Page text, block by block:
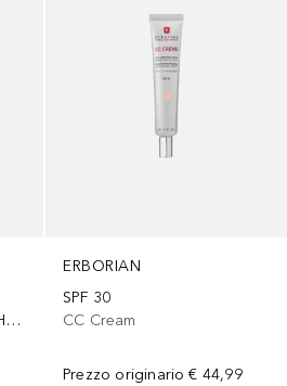
100H Auto-Replenishing Hydrator
ERBORIAN
SPF 30
CC Cream
Prezzo originario € 44,99